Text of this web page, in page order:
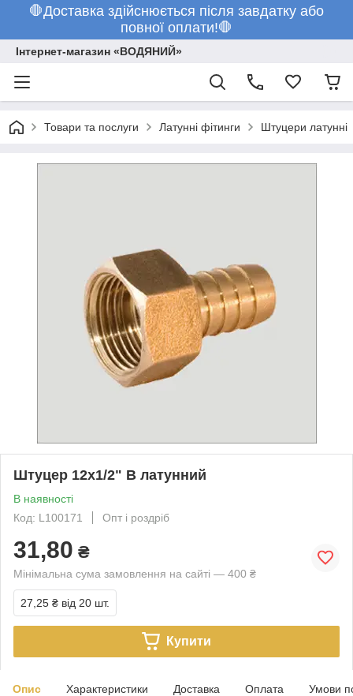
🛑Доставка здійснюється після завдатку або
повної оплати!🛑
Інтернет-магазин «ВОДЯНИЙ»
Товари та послуги Латунні фітинги Штуцери латунні
Штуцер 12х1/2" В латунний
В наявності
Код: L100171
Опт і роздріб
31,80 ₴
Мінімальна сума замовлення на сайті — 400 ₴
27,25 ₴ від 20 шт.
Купити
Опис Характеристики Доставка Оплата Умови